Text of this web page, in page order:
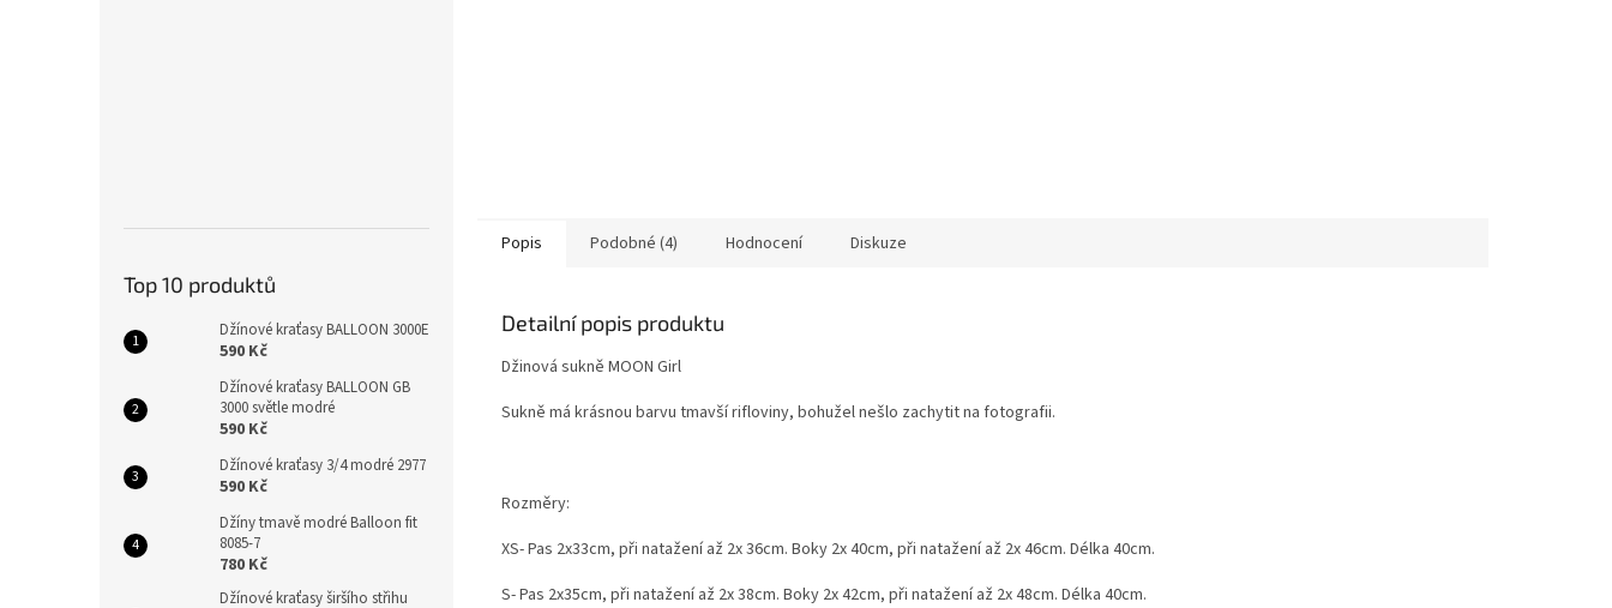
Top 10 produktů
Džínové kraťasy BALLOON 3000E
590 Kč
Džínové kraťasy BALLOON GB
3000 světle modré
590 Kč
Džínové kraťasy 3/4 modré 2977
590 Kč
Džíny tmavě modré Balloon fit
8085-7
780 Kč
Džínové kraťasy širšího střihu
Popis Podobné (4) Hodnocení Diskuze
Detailní popis produktu
Džinová sukně MOON Girl
Sukně má krásnou barvu tmavší rifloviny, bohužel nešlo zachytit na fotografii.
Rozměry:
XS- Pas 2x33cm, při natažení až 2x 36cm. Boky 2x 40cm, při natažení až 2x 46cm. Délka 40cm.
S- Pas 2x35cm, při natažení až 2x 38cm. Boky 2x 42cm, při natažení až 2x 48cm. Délka 40cm.